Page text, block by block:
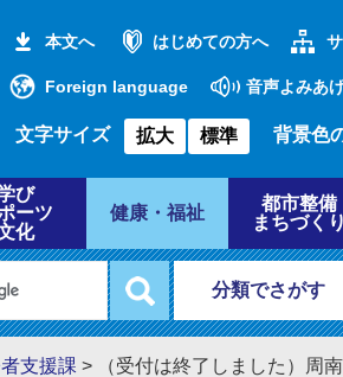
本文へ はじめての方へ
Foreign language 音声よみあ
文字サイズ 拡大 標準 背景色
び
ーツ
化
健康・福祉
都市整備
まちづくり
分類でさがす
支援課 > （受付は終了しました）周